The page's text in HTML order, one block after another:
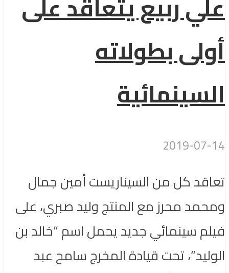
أولى بطولاته
السينمائية
2019-07-14
تعاقد كل من السيناريست أمين جمال
ومحمد محرز مع المنتج وليد صبري، على
فيلم سينمائي جديد يحمل اسم “خالد بن
الوليد”، تحت قيادة المخرج سامح عبد